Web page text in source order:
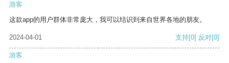
游客
这款app的用户群体非常庞大，我可以结识到来自世界各地的朋友。
2024-04-01 支持[0] 反对[0]
游客